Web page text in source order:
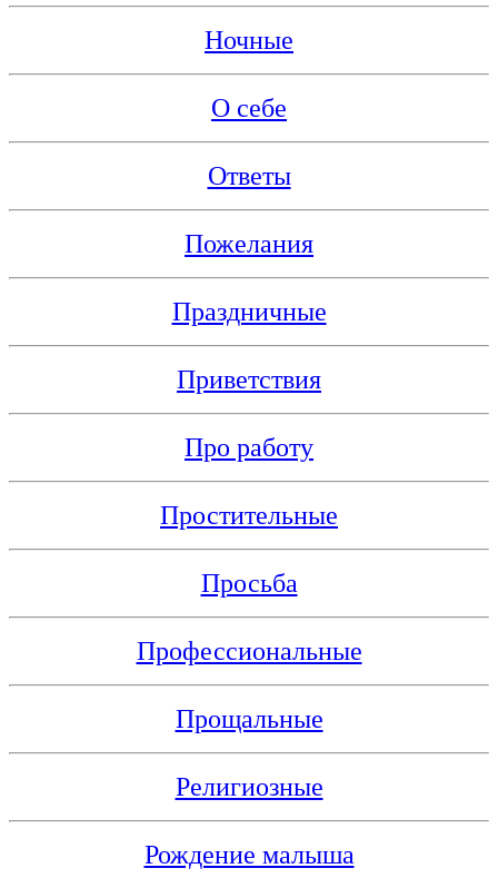
Ночные
О себе
Ответы
Пожелания
Праздничные
Приветствия
Про работу
Простительные
Просьба
Профессиональные
Прощальные
Религиозные
Рождение малыша